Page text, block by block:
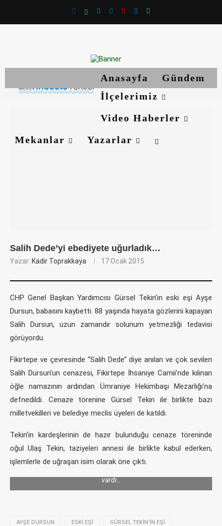
Anasayfa
Gündem
İlçelerimiz
Video Haberler
Mekanlar
Yazarlar
Salih Dede’yi ebediyete uğurladık…
Yazar: Kadir Toprakkaya 17 Ocak 2015
CHP Genel Başkan Yardımcısı Gürsel Tekin’in eski eşi Ayşe
Dursun, babasını kaybetti. 88 yaşında hayata gözlerini kapayan
Salih Dursun, uzun zamandır solunum yetmezliği tedavisi
görüyordu.
Fikirtepe ve çevresinde “Salih Dede” diye anılan ve çok sevilen
Salih Dursun’un cenazesi, Fikirtepe İhsaniye Camii’nde kılınan
öğle namazının ardından Ümraniye Hekimbaşı Mezarlığı’na
defnedildi. Cenaze törenine Gürsel Tekin ile birlikte bazı
milletvekilleri ve belediye meclis üyeleri de katıldı.
Tekin’in kardeşlerinin de hazır bulunduğu cenaze töreninde
oğul Ulaş Tekin, taziyeleri annesi ile birlikte kabul ederken,
işlemlerle de uğraşan isim olarak öne çıktı.
Cenaze törenine katılanlar arasında Bodrum Belediye Başkan
Yardımcısı Turgay Kaya, Kadıköy Belediye Meclis Üyesi Kasım
vardı…
AYŞE DURSUN ESKI EŞI GÜRSEL TEKIN'IN EŞI